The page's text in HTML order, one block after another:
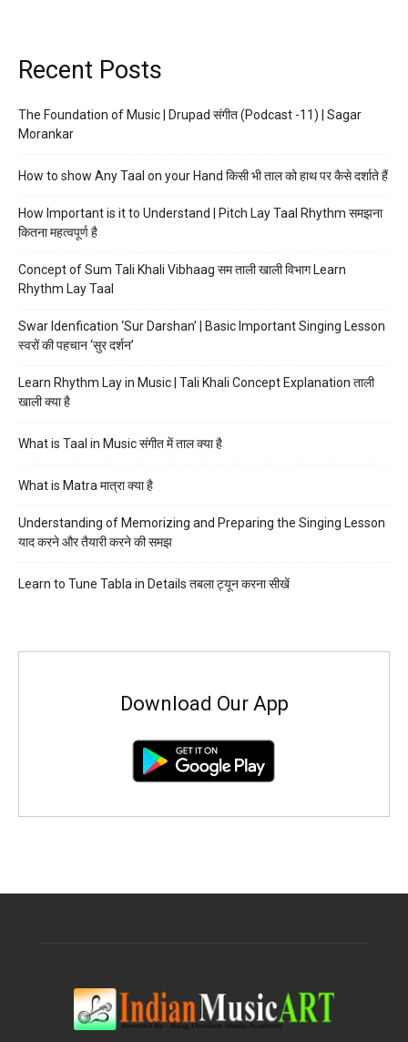
Recent Posts
The Foundation of Music | Drupad संगीत (Podcast -11) | Sagar
Morankar
How to show Any Taal on your Hand किसी भी ताल को हाथ पर कैसे दर्शाते हैं
How Important is it to Understand | Pitch Lay Taal Rhythm समझना
कितना महत्वपूर्ण है
Concept of Sum Tali Khali Vibhaag सम ताली खाली विभाग Learn
Rhythm Lay Taal
Swar Idenfication ‘Sur Darshan’ | Basic Important Singing Lesson
स्वरों की पहचान ‘सुर दर्शन’
Learn Rhythm Lay in Music | Tali Khali Concept Explanation ताली
खाली क्या है
What is Taal in Music संगीत में ताल क्या है
What is Matra मात्रा क्या है
Understanding of Memorizing and Preparing the Singing Lesson
याद करने और तैयारी करने की समझ
Learn to Tune Tabla in Details तबला ट्यून करना सीखें
Download Our App